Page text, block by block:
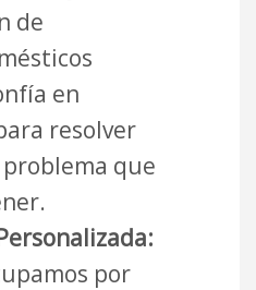
de
en
resolver
que
por